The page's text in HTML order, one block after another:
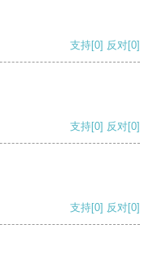
支持[0] 反对[0]
支持[0] 反对[0]
支持[0] 反对[0]